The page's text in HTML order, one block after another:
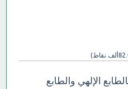
نقاط)
الإلهي والطابع